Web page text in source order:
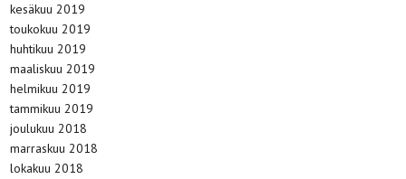
kesäkuu 2019
toukokuu 2019
huhtikuu 2019
maaliskuu 2019
helmikuu 2019
tammikuu 2019
joulukuu 2018
marraskuu 2018
lokakuu 2018